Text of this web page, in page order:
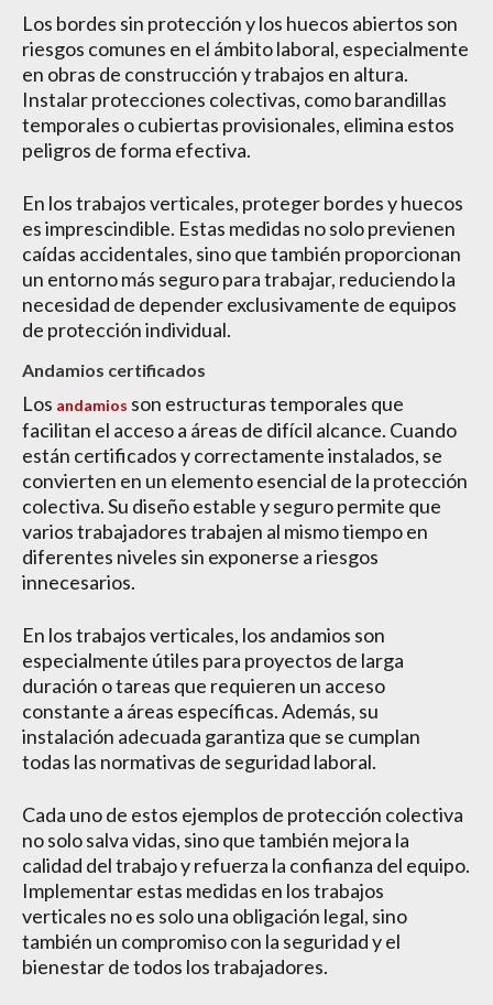
Los bordes sin protección y los huecos abiertos son
riesgos comunes en el ámbito laboral, especialmente
en obras de construcción y trabajos en altura.
Instalar protecciones colectivas, como barandillas
temporales o cubiertas provisionales, elimina estos
peligros de forma efectiva.
En los trabajos verticales, proteger bordes y huecos
es imprescindible. Estas medidas no solo previenen
caídas accidentales, sino que también proporcionan
un entorno más seguro para trabajar, reduciendo la
necesidad de depender exclusivamente de equipos
de protección individual.
Andamios certificados
Los andamios son estructuras temporales que
facilitan el acceso a áreas de difícil alcance. Cuando
están certificados y correctamente instalados, se
convierten en un elemento esencial de la protección
colectiva. Su diseño estable y seguro permite que
varios trabajadores trabajen al mismo tiempo en
diferentes niveles sin exponerse a riesgos
innecesarios.
En los trabajos verticales, los andamios son
especialmente útiles para proyectos de larga
duración o tareas que requieren un acceso
constante a áreas específicas. Además, su
instalación adecuada garantiza que se cumplan
todas las normativas de seguridad laboral.
Cada uno de estos ejemplos de protección colectiva
no solo salva vidas, sino que también mejora la
calidad del trabajo y refuerza la confianza del equipo.
Implementar estas medidas en los trabajos
verticales no es solo una obligación legal, sino
también un compromiso con la seguridad y el
bienestar de todos los trabajadores.